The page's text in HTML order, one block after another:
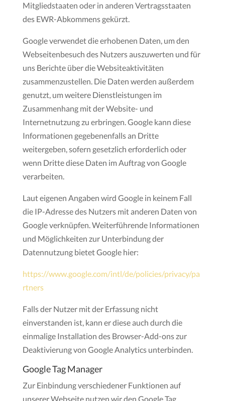
Mitgliedstaaten oder in anderen Vertragsstaaten
des EWR-Abkommens gekürzt.
Google verwendet die erhobenen Daten, um den
Webseitenbesuch des Nutzers auszuwerten und für
uns Berichte über die Websiteaktivitäten
zusammenzustellen. Die Daten werden außerdem
genutzt, um weitere Dienstleistungen im
Zusammenhang mit der Website- und
Internetnutzung zu erbringen. Google kann diese
Informationen gegebenenfalls an Dritte
weitergeben, sofern gesetzlich erforderlich oder
wenn Dritte diese Daten im Auftrag von Google
verarbeiten.
Laut eigenen Angaben wird Google in keinem Fall
die IP-Adresse des Nutzers mit anderen Daten von
Google verknüpfen. Weiterführende Informationen
und Möglichkeiten zur Unterbindung der
Datennutzung bietet Google hier:
https://www.google.com/intl/de/policies/privacy/pa
rtners
Falls der Nutzer mit der Erfassung nicht
einverstanden ist, kann er diese auch durch die
einmalige Installation des Browser-Add-ons zur
Deaktivierung von Google Analytics unterbinden.
Google Tag Manager
Zur Einbindung verschiedener Funktionen auf
unserer Webseite nutzen wir den Google Tag